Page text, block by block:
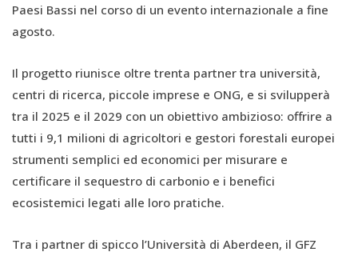
Paesi Bassi nel corso di un evento internazionale a fine
agosto.
Il progetto riunisce oltre trenta partner tra università,
centri di ricerca, piccole imprese e ONG, e si svilupperà
tra il 2025 e il 2029 con un obiettivo ambizioso: offrire a
tutti i 9,1 milioni di agricoltori e gestori forestali europei
strumenti semplici ed economici per misurare e
certificare il sequestro di carbonio e i benefici
ecosistemici legati alle loro pratiche.
Tra i partner di spicco l’Università di Aberdeen, il GFZ